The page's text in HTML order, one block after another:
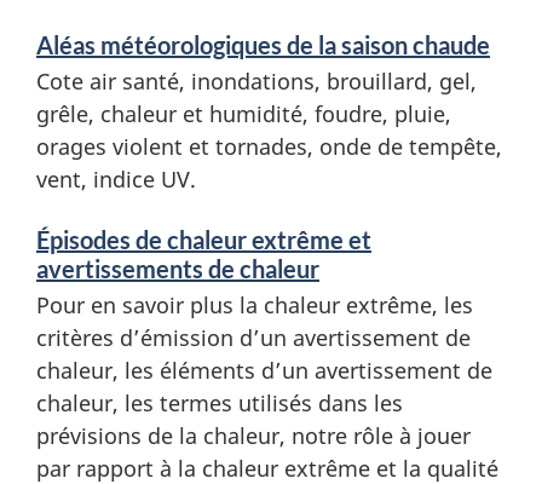
e
e
u
s
e
n
f
o
r
m
a
t
i
o
n
Aléas météorologiques de la saison chaude
Cote air santé, inondations, brouillard, gel,
grêle, chaleur et humidité, foudre, pluie,
orages violent et tornades, onde de tempête,
vent, indice UV.
Épisodes de chaleur extrême et
avertissements de chaleur
Pour en savoir plus la chaleur extrême, les
critères d’émission d’un avertissement de
chaleur, les éléments d’un avertissement de
chaleur, les termes utilisés dans les
prévisions de la chaleur, notre rôle à jouer
par rapport à la chaleur extrême et la qualité